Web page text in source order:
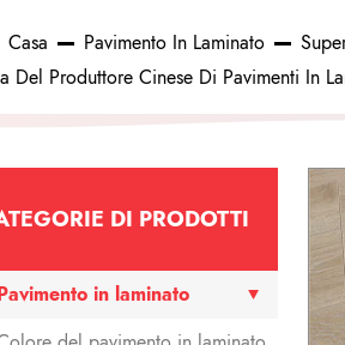
Casa Pavimento In Laminato
Del Produttore Cinese Di Pavimenti In
DI PRODOTTI
in laminato